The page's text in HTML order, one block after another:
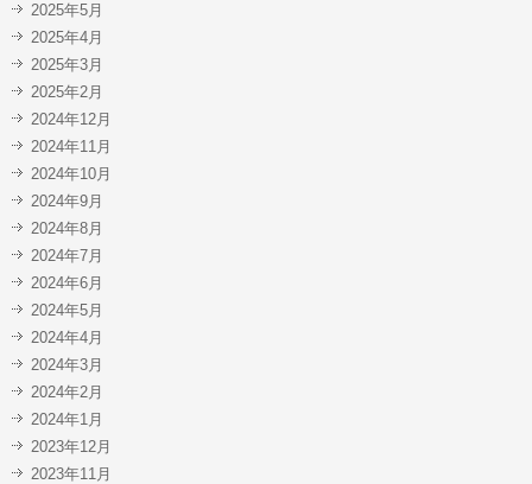
2025年5月
2025年4月
2025年3月
2025年2月
2024年12月
2024年11月
2024年10月
2024年9月
2024年8月
2024年7月
2024年6月
2024年5月
2024年4月
2024年3月
2024年2月
2024年1月
2023年12月
2023年11月